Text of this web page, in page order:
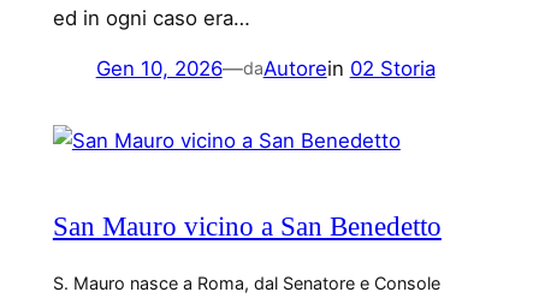
ed in ogni caso era…
Gen 10, 2026—daAutorein 02 Storia
San Mauro vicino a San Benedetto
S. Mauro nasce a Roma, dal Senatore e Console